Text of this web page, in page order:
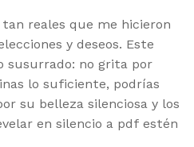
reales que me hicieron
y deseos. Este
susurrado: no grita por
lo suficiente, podrías
su belleza silenciosa y los
en silencio a pdf estén